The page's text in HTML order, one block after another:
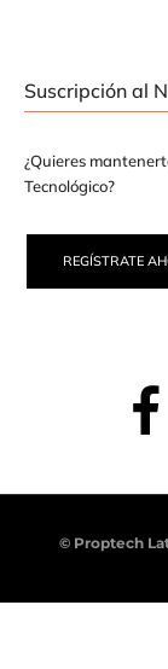
Suscripción al
¿Quieres
Tecnológico?
REGÍSTRATE
© Proptech